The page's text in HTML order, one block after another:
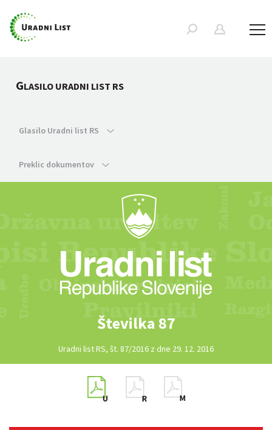
GLASILO URADNI LIST RS
Glasilo Uradni list RS
Preklic dokumentov
Številka 87
Uradni list RS, št. 87/2016 z dne 29. 12. 2016